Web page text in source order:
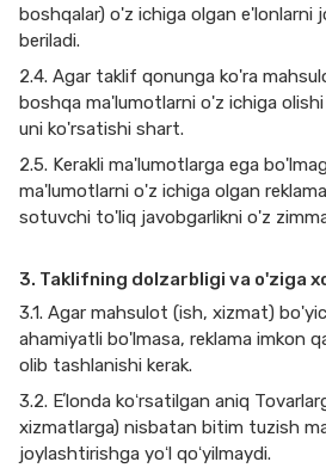
boshqalar) o'z ichiga olgan e'lonlarni
beriladi.
2.4. Agar taklif qonunga ko'ra
boshqa ma'lumotlarni o'z ichiga
uni ko'rsatishi shart.
2.5. Kerakli ma'lumotlarga ega
ma'lumotlarni o'z ichiga olgan
sotuvchi to'liq javobgarlikni o'z
3. Taklifning dolzarbligi va o'ziga
3.1. Agar mahsulot (ish, xizmat)
ahamiyatli bo'lmasa, reklama imkon
olib tashlanishi kerak.
3.2. Eʼlonda koʻrsatilgan aniq
xizmatlarga) nisbatan bitim tuzish
joylashtirishga yoʻl qoʻyilmaydi.